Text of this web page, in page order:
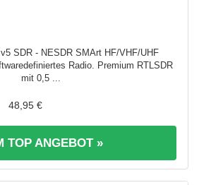
SDR - NESDR SMArt HF/VHF/UHF
Radio. Premium RTLSDR
mit 0,5 ...
48,95 €
TOP ANGEBOT »